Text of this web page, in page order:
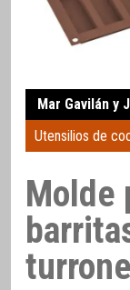
Mar Gavilán y
Utensilios de
Molde